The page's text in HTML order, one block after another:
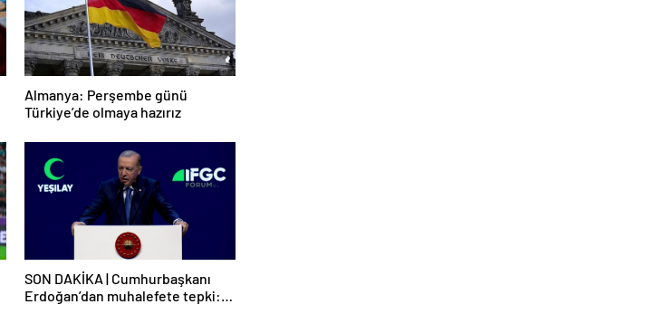
Almanya: Perşembe günü
Türkiye’de olmaya hazırız
SON DAKİKA | Cumhurbaşkanı
Erdoğan’dan muhalefete tepki: